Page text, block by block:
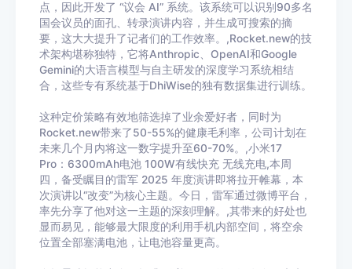
点，因此开发了 “议会 AI” 系统。该系统可以识别90多名
国会议员的面孔、转录演讲内容，并生成可搜索的摘
要，这大大提升了记者们的工作效率。,Rocket.new的技
术架构堪称独特，它将Anthropic、OpenAI和Google
Gemini的大语言模型与自主研发的深度学习系统相结
合，这些专有系统基于DhiWise的独有数据集进行训练。
这种定价策略有效地筛选掉了业余爱好者，同时为
Rocket.new带来了50-55%的健康毛利率，公司计划在
未来几个月内将这一数字提升至60-70%。,小米17
Pro：6300mAh电池 100W有线快充 无线充电,本周
四，备受瞩目的雷军 2025 年度演讲即将拉开帷幕，本
次演讲以“改变”为核心主题。今日，雷军通过微博平台，
率先分享了他对这一主题的深刻理解。,其带来的好处也
显而易见，能够最大限度的利用手机内部空间，将空余
位置全部塞满电池，让电池容量更高。